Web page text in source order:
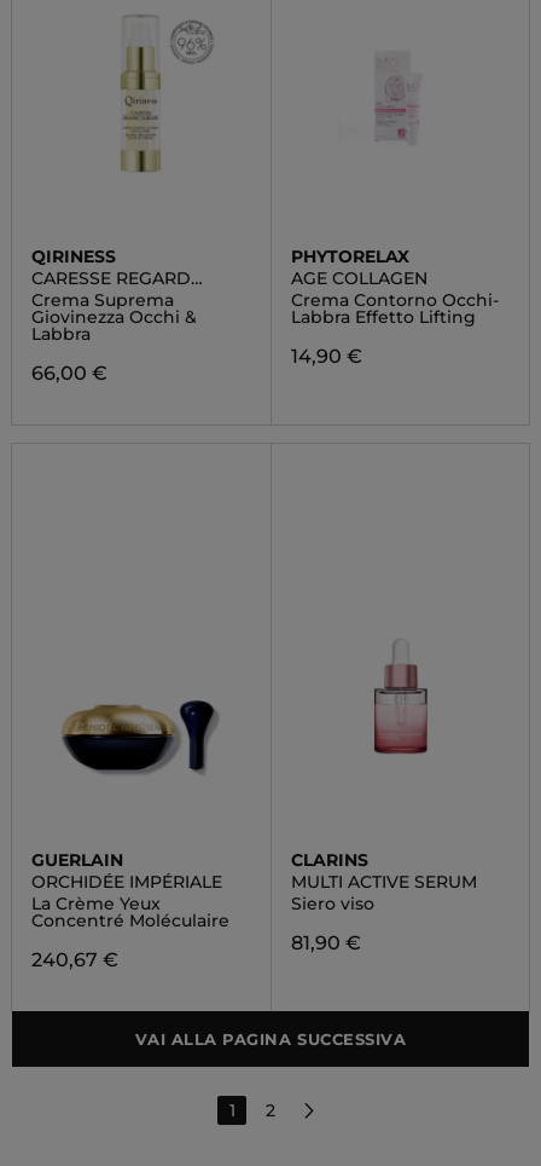
QIRINESS
CARESSE REGARD
SUBLIME
Crema Suprema
Giovinezza Occhi &
Labbra
66,00 €
PHYTORELAX
AGE COLLAGEN
Crema Contorno Occhi-
Labbra Effetto Lifting
14,90 €
GUERLAIN
ORCHIDÉE IMPÉRIALE
La Crème Yeux
Concentré Moléculaire
240,67 €
CLARINS
MULTI ACTIVE SERUM
Siero viso
81,90 €
VAI ALLA PAGINA SUCCESSIVA
1 2